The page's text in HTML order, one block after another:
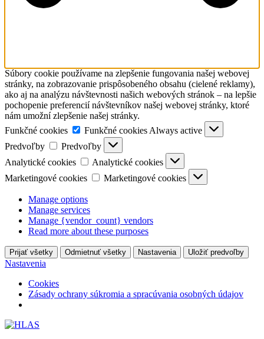
Súbory cookie používame na zlepšenie fungovania našej webovej
stránky, na zobrazovanie prispôsobeného obsahu (cielené reklamy),
ako aj na analýzu návštevnosti našich webových stránok – na lepšie
pochopenie preferencií návštevníkov našej webovej stránky, ktoré
nám umožní zlepšenie našej stránky.
Funkčné cookies
Funkčné cookies Always active
Predvoľby
Predvoľby
Analytické cookies
Analytické cookies
Marketingové cookies
Marketingové cookies
Manage options
Manage services
Manage {vendor_count} vendors
Read more about these purposes
Prijať všetky Odmietnuť všetky Nastavenia Uložiť predvoľby
Nastavenia
Cookies
Zásady ochrany súkromia a spracúvania osobných údajov